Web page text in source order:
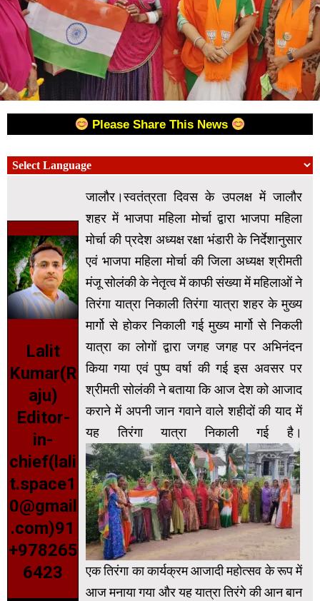
Please Share This News
Lalit
Kumar(R
aju)
Editor-
in-
chief(lali
t.space1
0@gmail
.com)91
+978265
6423
जालौर।स्वतंत्रता दिवस के उपलक्ष में जालौर
शहर में भाजपा महिला मोर्चा द्वारा भाजपा महिला
मोर्चा की प्रदेश अध्यक्ष रक्षा भंडारी के निर्देशानुसार
एवं भाजपा महिला मोर्चा की जिला अध्यक्ष श्रीमती
मंजू सोलंकी के नेतृत्व में काफी संख्या में महिलाओं ने
तिरंगा यात्रा निकाली तिरंगा यात्रा शहर के मुख्य
मार्गो से होकर निकाली गई मुख्य मार्गो से निकली
यात्रा का लोगों द्वारा जगह जगह पर अभिनंदन
किया गया एवं पुष्प वर्षा की गई इस अवसर पर
श्रीमती सोलंकी ने बताया कि आज देश को आजाद
कराने में अपनी जान गवाने वाले शहीदों की याद में
यह तिरंगा यात्रा निकाली गई है।
एक तिरंगा का कार्यक्रम आजादी महोत्सव के रूप में
आज मनाया गया और यह यात्रा तिरंगे की आन बान